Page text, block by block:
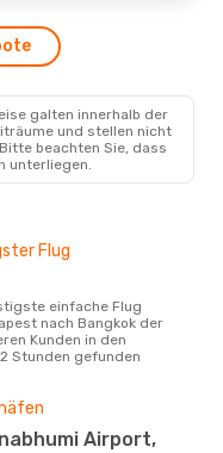
galten innerhalb der
und stellen nicht
beachten Sie, dass
unterliegen.
Flug
nach Bangkok der
Kunden in den
Stunden gefunden